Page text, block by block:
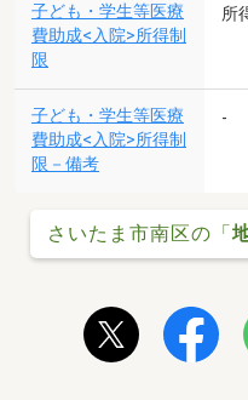
子ども・学生等医療
費助成<入院>所得制
限
所
子ども・学生等医療
費助成<入院>所得制
限－備考
-
さいたま市南区の「